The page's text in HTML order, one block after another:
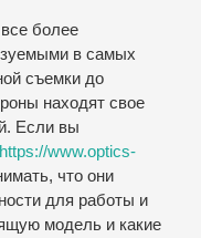
более
в самых
съемки до
находят свое
Если вы
https://www.optics-
что они
для работы и
модель и какие